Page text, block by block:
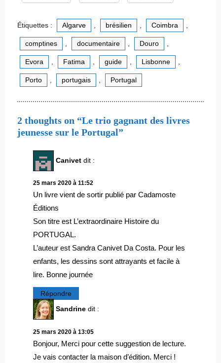
Étiquettes : Algarve brésilien Coimbra
comptines documentaire Douro
Evora Fatima guide Lisbonne
Porto portugais Portugal
2 thoughts on “Le trio gagnant des livres
jeunesse sur le Portugal”
Canivet dit :
25 mars 2020 à 11:52
Un livre vient de sortir publié par Cadamoste
Éditions
Son titre est L’extraordinaire Histoire du
PORTUGAL.
L’auteur est Sandra Canivet Da Costa. Pour les
enfants, les dessins sont attrayants et facile à
lire. Bonne journée
Répondre
Sandrine dit :
25 mars 2020 à 13:05
Bonjour, Merci pour cette suggestion de lecture.
Je vais contacter la maison d’édition. Merci !